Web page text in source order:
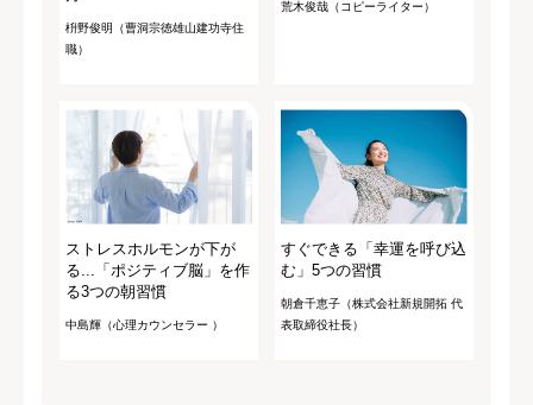
枡野俊明（曹洞宗徳雄山建功寺住
職）
荒木俊哉（コピーライター）
ストレスホルモンが下が
る...「ポジティブ脳」を作
る3つの朝習慣
中島輝（心理カウンセラー ）
すぐできる「幸運を呼び込
む」5つの習慣
朝倉千恵子（株式会社新規開拓 代
表取締役社長）